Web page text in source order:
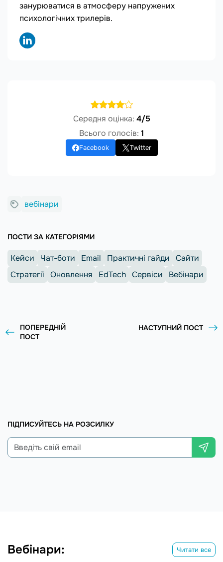
занурюватися в атмосферу напружених
психологічних трилерів.
Середня оцінка: 4/5
Всього голосів: 1
Facebook Twitter
вебінари
ПОСТИ ЗА КАТЕГОРІЯМИ
Кейси Чат-боти Email Практичні гайди
Сайти
Стратегії Оновлення EdTech Сервіси Вебінари
ПОПЕРЕДНІЙ
ПОСТ
НАСТУПНИЙ ПОСТ
ПІДПИСУЙТЕСЬ НА РОЗСИЛКУ
Вебінари: Читати все